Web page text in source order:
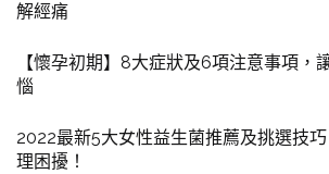
解經痛
【懷孕初期】8大症狀及6項注意事項，
惱
2022最新5大女性益生菌推薦及挑選技
理困擾！